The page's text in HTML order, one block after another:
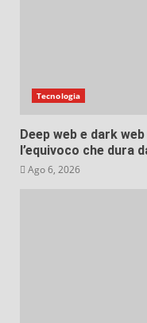
Tecnologia
Deep web e dark
l’equivoco che dura
Ago 6, 2026